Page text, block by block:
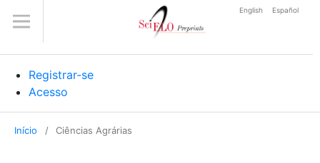
Registrar-se
Acesso
English Español
Início / Ciências Agrárias